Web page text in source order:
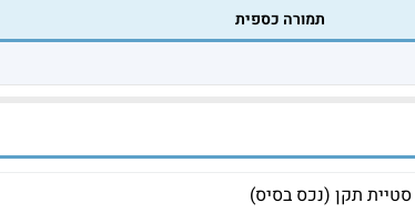
תמורה כספית
סטיית תקן (נכס בסיס)